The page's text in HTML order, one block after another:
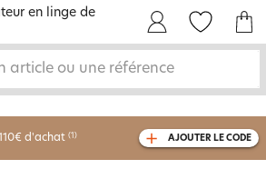
article ou une référence
d'achat (1)
AJOUTER LE CODE